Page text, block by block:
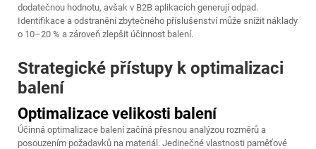
dodatečnou hodnotu, avšak v B2B aplikacích generují odpad.
Identifikace a odstranění zbytečného příslušenství může snížit náklady
o 10–20 % a zároveň zlepšit účinnost balení.
Strategické přístupy k optimalizaci
balení
Optimalizace velikosti balení
Účinná optimalizace balení začíná přesnou analýzou rozměrů a
posouzením požadavků na materiál. Jedinečné vlastnosti paměťové